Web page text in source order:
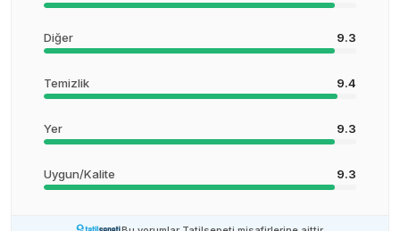
Diğer 9.3
Temizlik 9.4
Yer 9.3
Uygun/Kalite 9.3